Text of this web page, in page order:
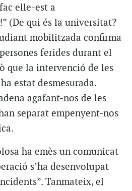
elle-est a
(De qui és la universitat?
mobilitzada confirma
ferides durant el
que la intervenció de les
estat desmesurada.
agafant-nos de les
separat empenyent-nos
ha emès un comunicat
s’ha desenvolupat
Tanmateix, el